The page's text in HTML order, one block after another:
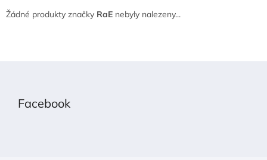
Žádné produkty značky RaE nebyly nalezeny...
Facebook